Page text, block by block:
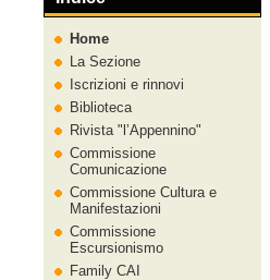
Home
La Sezione
Iscrizioni e rinnovi
Biblioteca
Rivista
l’Appennino
Commissione
Comunicazione
Commissione Cultura e
Manifestazioni
Commissione
Escursionismo
Family CAI